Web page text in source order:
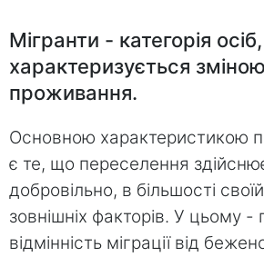
Мігранти - категорія
характеризується
проживання.
Основною характеристикою
є те, що переселення
добровільно, в більшості
зовнішніх факторів. У цьому -
відмінність міграції від